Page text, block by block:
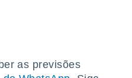
as previsões